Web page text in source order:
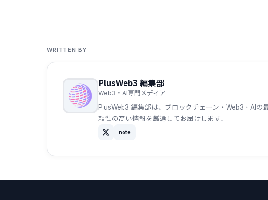
WRITTEN BY
PlusWeb3 編集部
Web3・AI専門メディア
PlusWeb3 編集部は、ブロックチェーン・Web3・AI
頼性の高い情報を厳選してお届けします。
note